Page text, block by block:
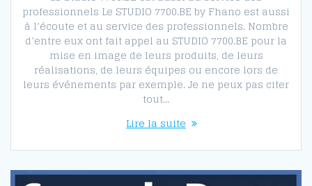
professionnels Le STUDIO 7700.BE by Fhano est aussi
à l’écoute et au service des professionnels. Nombre
d’entre eux ont fait appel au STUDIO 7700.BE pour la
mise en image de leurs produits, de leurs
réalisations, de leurs équipes ou encore lors de
leurs événements par exemple. Je ne peux pas citer
tout…
Lire la suite